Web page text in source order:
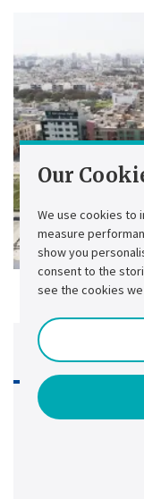
Our
We use cookies to
measure
show you
consent to the
see the cookies we